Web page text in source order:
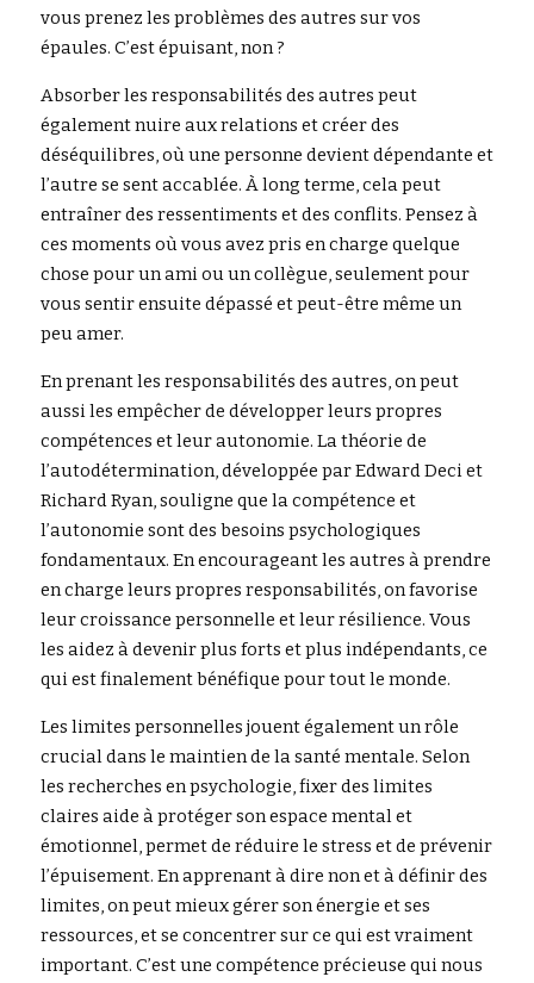
vous prenez les problèmes des autres sur vos
épaules. C’est épuisant, non ?
Absorber les responsabilités des autres peut
également nuire aux relations et créer des
déséquilibres, où une personne devient dépendante et
l’autre se sent accablée. À long terme, cela peut
entraîner des ressentiments et des conflits. Pensez à
ces moments où vous avez pris en charge quelque
chose pour un ami ou un collègue, seulement pour
vous sentir ensuite dépassé et peut-être même un
peu amer.
En prenant les responsabilités des autres, on peut
aussi les empêcher de développer leurs propres
compétences et leur autonomie. La théorie de
l’autodétermination, développée par Edward Deci et
Richard Ryan, souligne que la compétence et
l’autonomie sont des besoins psychologiques
fondamentaux. En encourageant les autres à prendre
en charge leurs propres responsabilités, on favorise
leur croissance personnelle et leur résilience. Vous
les aidez à devenir plus forts et plus indépendants, ce
qui est finalement bénéfique pour tout le monde.
Les limites personnelles jouent également un rôle
crucial dans le maintien de la santé mentale. Selon
les recherches en psychologie, fixer des limites
claires aide à protéger son espace mental et
émotionnel, permet de réduire le stress et de prévenir
l’épuisement. En apprenant à dire non et à définir des
limites, on peut mieux gérer son énergie et ses
ressources, et se concentrer sur ce qui est vraiment
important. C’est une compétence précieuse qui nous